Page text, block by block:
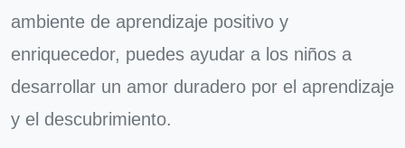
ambiente de aprendizaje positivo y
enriquecedor, puedes ayudar a los niños a
desarrollar un amor duradero por el aprendizaje
y el descubrimiento.